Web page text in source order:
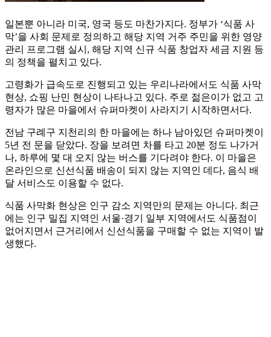
일본뿐 아니라 미국, 영국 등도 마찬가지다. 정부가 ‘식품 사
막’을 사회 문제로 정의하고 해당 지역 거주 주민을 위한 영양
관리 프로그램 실시, 해당 지역 신규 식품 창업자 세금 지원 등
의 정책을 펼치고 있다.
고령화가 급속도로 진행되고 있는 우리나라에서도 식품 사막
현상, 쇼핑 난민 현상이 나타나고 있다. 주로 젊은이가 없고 고
령자가 많은 마을에서 슈퍼마켓이 사라지기 시작하면서다.
전남 구례구 지천리의 한 마을에는 하나 남아있던 슈퍼마켓이
5년 전 문을 닫았다. 장을 보려면 차를 타고 20분 정도 나가거
나, 하루에 몇 대 오지 않는 버스를 기다려야 한다. 이 마을은
온라인으로 신선식품 배송이 되지 않는 지역인 데다, 음식 배
달 서비스도 이용할 수 없다.
식품 사막화 현상은 인구 감소 지역만의 문제는 아니다. 최근
에는 인구 밀집 지역인 서울·경기 일부 지역에서도 식품점이
없어지면서 근거리에서 신선식품을 구매할 수 없는 지역이 발
생했다.